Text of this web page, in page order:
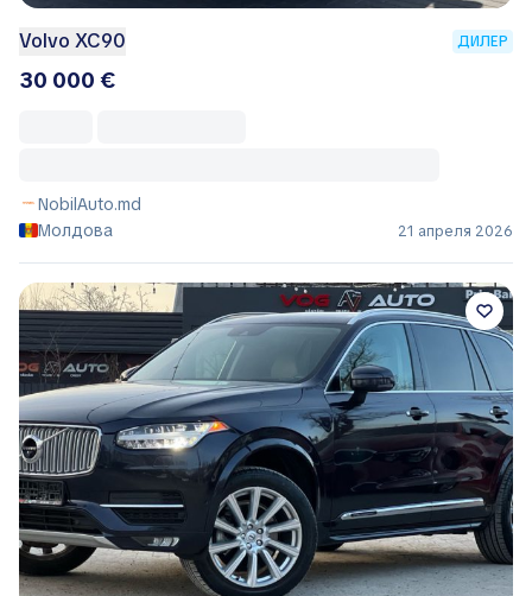
Volvo XC90 ДИЛЕР
30 000 €
NobilAuto.md
Молдова
21 апреля 2026